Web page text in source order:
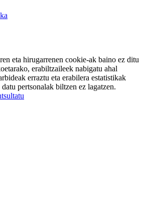
eta hirugarrenen cookie-ak baino ez ditu
erabiltzaileek nabigatu ahal
erraztu eta erabilera estatistikak
pertsonalak biltzen ez lagatzen.